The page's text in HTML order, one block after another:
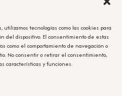
tecnologías como las cookies para
del dispositivo. El consentimiento de estas
como el comportamiento de navegación o
No consentir o retirar el consentimiento,
características y funciones.
el cupón